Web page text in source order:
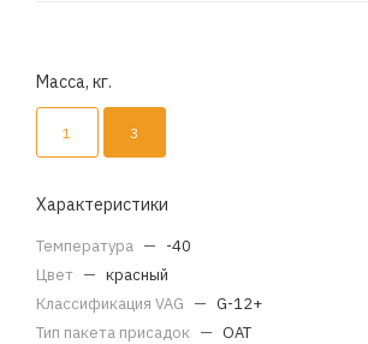
Масса, кг.
1 3
Характеристики
Температура — -40
Цвет — красный
Классификация VAG — G-12+
Тип пакета присадок — OAT